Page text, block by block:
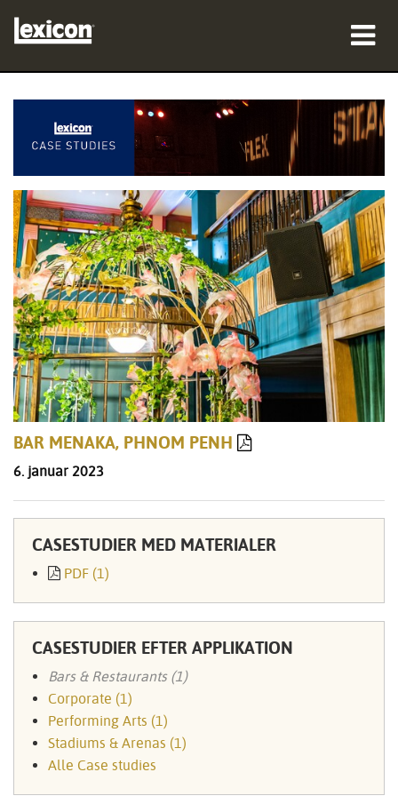
hvor man kan købe
professionelle
Case studies
træning
support
Sprog/Region
BAR MENAKA, PHNOM PENH
6. januar 2023
CASESTUDIER MED MATERIALER
PDF (1)
CASESTUDIER EFTER APPLIKATION
Bars & Restaurants (1)
Corporate (1)
Performing Arts (1)
Stadiums & Arenas (1)
Alle Case studies